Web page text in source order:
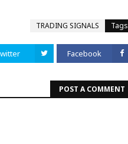
Tags
TRADING SIGNALS
Facebook
POST A COMMENT